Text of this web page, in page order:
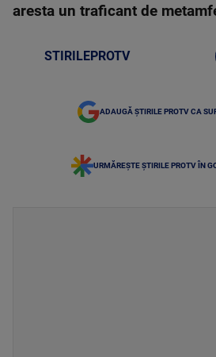
aresta un traficant de
STIRILEPROTV
ADAUGĂ ȘTIRILE PROTV CA
URMĂREȘTE ȘTIRILE PROTV ÎN